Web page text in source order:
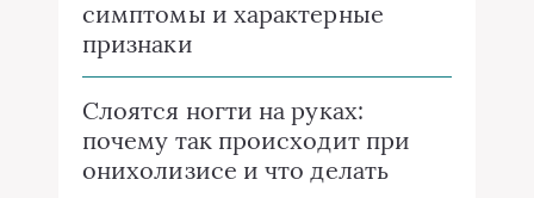
симптомы и характерные
признаки
Слоятся ногти на руках:
почему так происходит при
онихолизисе и что делать